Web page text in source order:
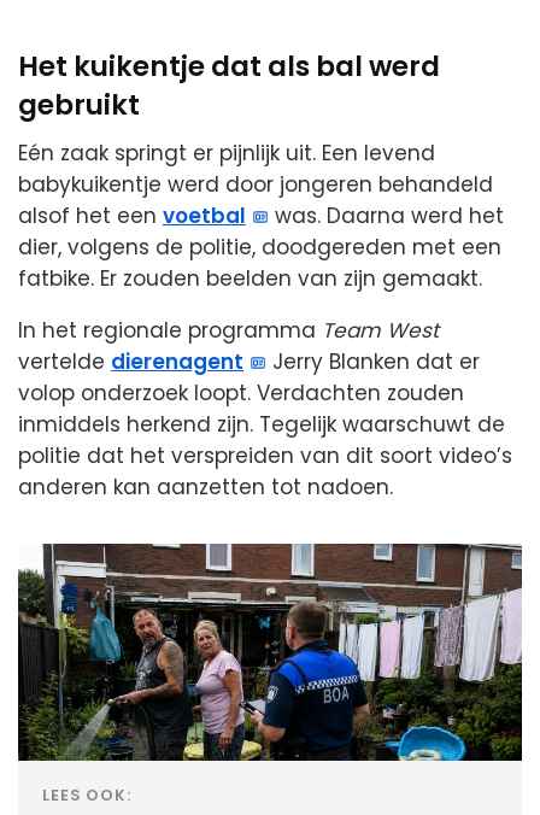
Het kuikentje dat als bal werd
gebruikt
Eén zaak springt er pijnlijk uit. Een levend
babykuikentje werd door jongeren behandeld
alsof het een voetbal
was. Daarna werd het
dier, volgens de politie, doodgereden met een
fatbike. Er zouden beelden van zijn gemaakt.
In het regionale programma Team West
vertelde dierenagent
Jerry Blanken dat er
volop onderzoek loopt. Verdachten zouden
inmiddels herkend zijn. Tegelijk waarschuwt de
politie dat het verspreiden van dit soort video’s
anderen kan aanzetten tot nadoen.
LEES OOK: